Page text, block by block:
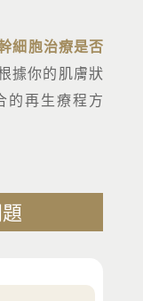
細胞治療是否
據你的肌膚狀
的再生療程方